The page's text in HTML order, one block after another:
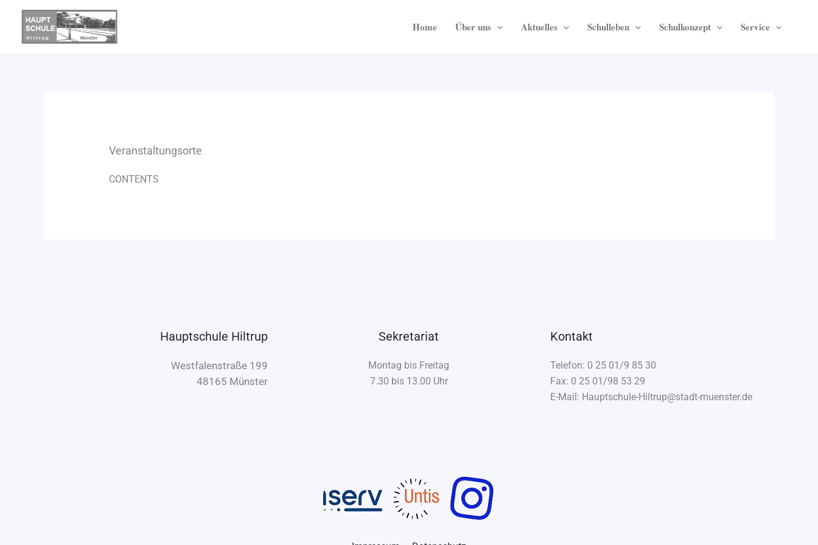
springen
Home Über uns Aktuelles Schulleben Schulkonzept Service
Veranstaltungsorte
CONTENTS
Hauptschule Hiltrup
Westfalenstraße 199
48165 Münster
Sekretariat
Montag bis Freitag
7.30 bis 13.00 Uhr
Kontakt
Telefon: 0 25 01/9 85 30
Fax: 0 25 01/98 53 29
E-Mail: Hauptschule-Hiltrup@stadt-muenster.de